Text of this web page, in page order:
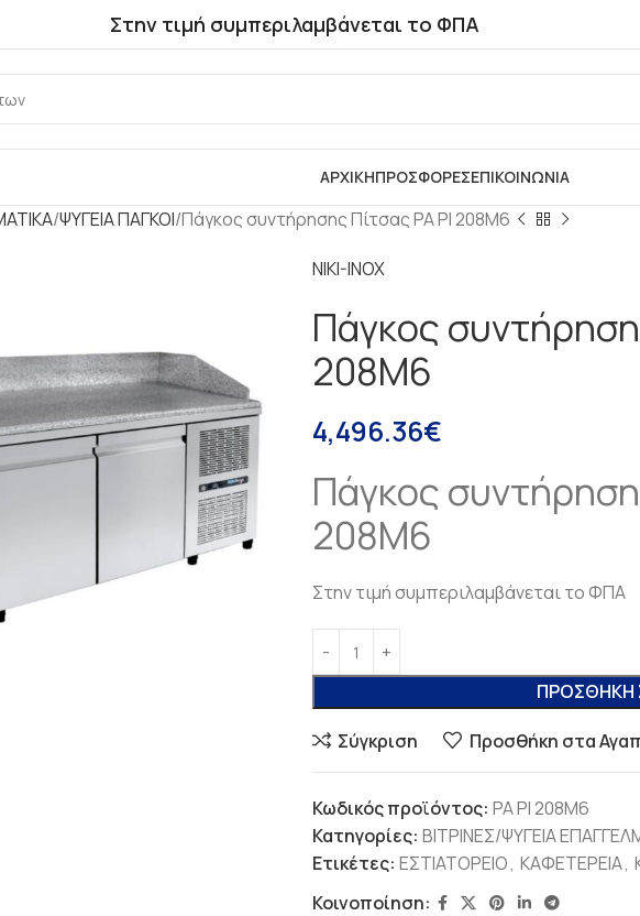
Στην τιμή συμπεριλαμβάνεται το ΦΠΑ
ΑΡΧΙΚΗΠΡΟΣΦΟΡΕΣΕΠΙΚΟΙΝΩΝΙΑ
ΨΥΓΕΙΑ ΠΑΓΚΟΙ Πάγκος συντήρησης Πίτσας PA PI 208M6
NIKI-INOX
Πάγκος
208M6
4,496.36€
Πάγκος
208M6
Στην τιμή συμπεριλαμβάνεται το ΦΠΑ
ΠΡΟΣΘΉΚΗ
Σύγκριση Προσθήκη στα
Κωδικός προϊόντος: PA PI 208M6
Κατηγορίες: ΒΙΤΡΙΝΕΣ/ΨΥΓΕΙΑ
Ετικέτες: ΕΣΤΙΑΤΟΡΕΙΟ, ΚΑΦΕΤΕΡΕΙΑ,
Κοινοποίηση: